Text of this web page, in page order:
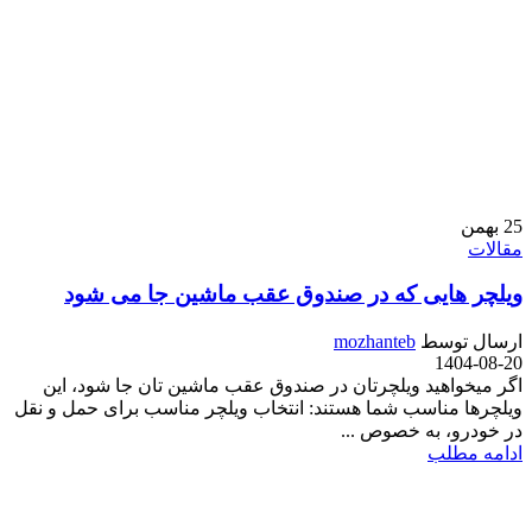
25 بهمن
مقالات
ویلچر هایی که در صندوق عقب ماشین جا می شود
ارسال توسط mozhanteb
1404-08-20
اگر میخواهید ویلچرتان در صندوق عقب ماشین تان جا شود، این
ویلچرها مناسب شما هستند: انتخاب ویلچر مناسب برای حمل و نقل
در خودرو، به خصوص ...
ادامه مطلب